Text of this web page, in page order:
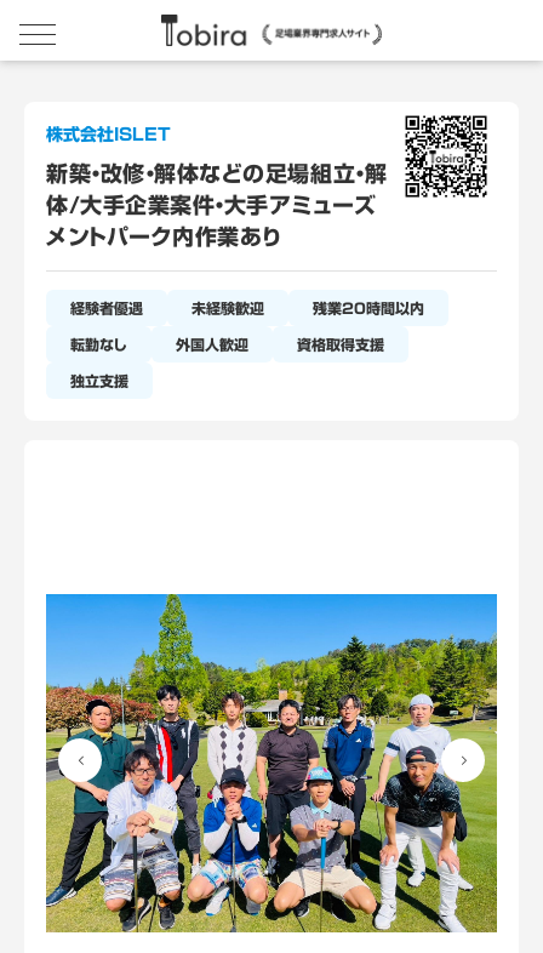
株式会社ISLET
新築・改修・解体などの足場組立・解
体/大手企業案件・大手アミューズ
メントパーク内作業あり
経験者優遇 未経験歓迎 残業20時間以内
転勤なし 外国人歓迎 資格取得支援
独立支援